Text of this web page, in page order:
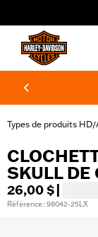
Types de produits HD/
SKULL DE
26,00 $
Référence : 98042-25LX